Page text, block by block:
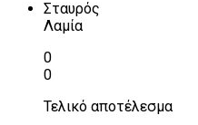
Σταυρός
Λαμία
0
0
Τελικό αποτέλεσμα